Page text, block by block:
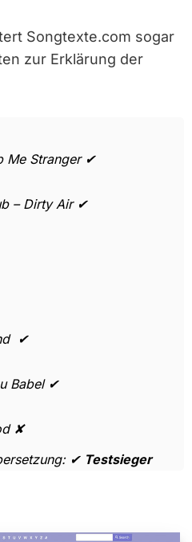
Songtexte.com sogar
zur Erklärung der
Me Stranger ✔
– Dirty Air ✔
✔
Babel ✔
✘
✔ Testsieger